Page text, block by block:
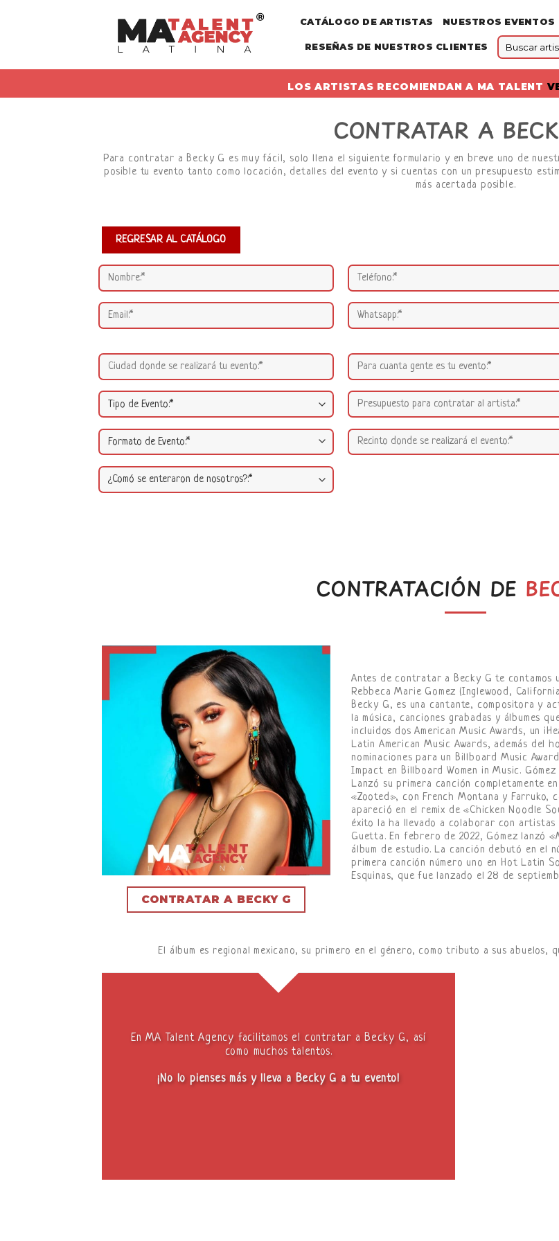
CATÁLOGO DE ARTISTAS NUESTROS EVENTOS
RESEÑAS DE NUESTROS CLIENTES
LOS ARTISTAS RECOMIENDAN A MA TALENT
CONTRATAR A
Para contratar a Becky G es muy fácil, solo llena el siguiente formulario y en breve uno de
posible tu evento tanto como locación, detalles del evento y si cuentas con un presupuesto
más acertada posible.
REGRESAR AL CATÁLOGO
CONTRATACIÓN DE
CONTRATAR A BECKY G
Antes de contratar a Becky G te contamos
Rebbeca Marie Gomez (Inglewood,
Becky G, es una cantante, compositora y
la música, canciones grabadas y álbumes
incluidos dos American Music Awards, un
Latin American Music Awards, además del
nominaciones para un Billboard Music
Impact en Billboard Women in Music.
Lanzó su primera canción completamente
«Zooted», con French Montana y Farruko,
apareció en el remix de «Chicken Noodle
éxito la ha llevado a colaborar con artistas
Guetta. En febrero de 2022, Gómez lanzó
álbum de estudio. La canción debutó en el
primera canción número uno en Hot Latin
Esquinas, que fue lanzado el 28 de
El álbum es regional mexicano, su primero en el género, como tributo a sus abuelos,
En MA Talent Agency facilitamos el contratar a Becky G, así
como muchos talentos.
¡No lo pienses más y lleva a Becky G a tu evento!